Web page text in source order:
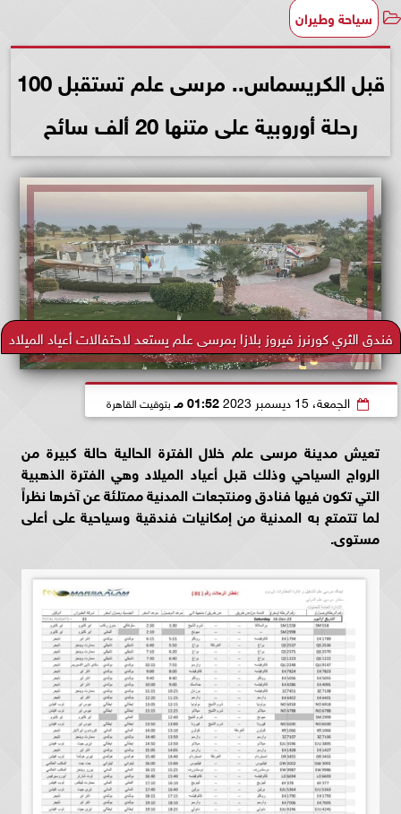
سياحة وطيران
قبل الكريسماس.. مرسى علم تستقبل 100
رحلة أوروبية على متنها 20 ألف سائح
فندق الثري كورنرز فيروز بلازا بمرسى علم يستعد لاحتفالات أعياد الميلاد
الجمعة، 15 ديسمبر 2023 01:52 مـ بتوقيت القاهرة
تعيش مدينة مرسى علم خلال الفترة الحالية حالة كبيرة من
الرواج السياحي وذلك قبل أعياد الميلاد وهي الفترة الذهبية
التي تكون فيها فنادق ومنتجعات المدنية ممتلئة عن آخرها نظراً
لما تتمتع به المدنية من إمكانيات فندقية وسياحية على أعلى
مستوى.